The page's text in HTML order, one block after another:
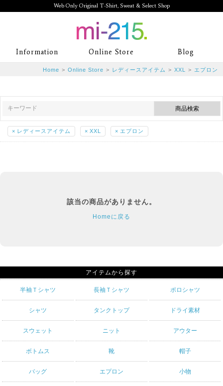
Web Only Original T-Shirt, Sweat & Select Shop
mi-215. Web Only Original T-Shirt,
Sweat & Select Shop mi-215. Tシャ
ランド専門通販
Information Online Store Blog
Home > Online Store > レディースアイテム > XXL > エプロン
× レディースアイテム × XXL × エプロン
該当の商品がありません。
Homeに戻る
アイテムから探す
半袖Ｔシャツ 長袖Ｔシャツ ポロシャツ
シャツ タンクトップ ドライ素材
スウェット ニット アウター
ボトムス 靴 帽子
バッグ エプロン 小物